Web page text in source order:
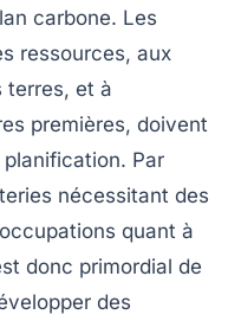
carbone. Les
ressources, aux
terres, et à
premières, doivent
Par
nécessitant des
quant à
donc primordial de
des